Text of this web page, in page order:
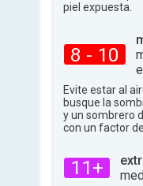
piel expuesta.
8 - 10
Evite estar al
busque la
y un sombrero
con un factor
11+